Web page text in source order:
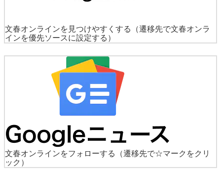
文春オンラインを見つけやすくする
（遷移先で文春オンラ
インを優先ソースに設定する）
文春オンラインをフォローする
（遷移先で☆マークをクリ
ック）